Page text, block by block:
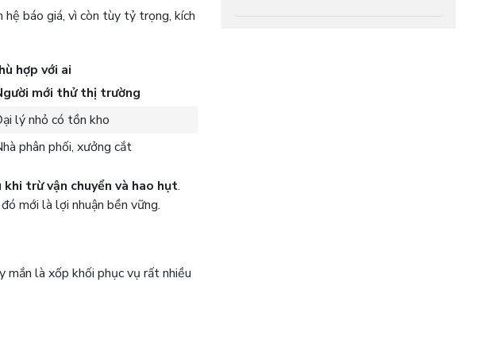
báo giá, vì còn tùy tỷ trọng, kích
hợp với ai
mới thử thị trường
lý nhỏ có tồn kho
phân phối, xưởng cắt
trừ vận chuyển và hao hụt.
mới là lợi nhuận bền vững.
là xốp khối phục vụ rất nhiều